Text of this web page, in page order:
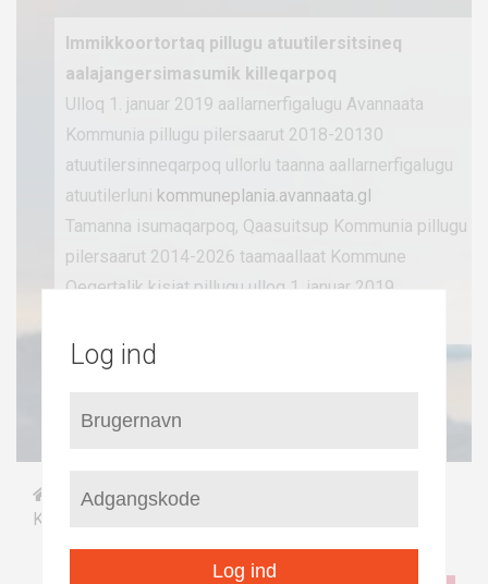
Immikkoortortaq pillugu atuutilersitsineq
aalajangersimasumik killeqarpoq
Ulloq 1. januar 2019 aallarnerfigalugu Avannaata
Kommunia pillugu pilersaarut 2018-20130
atuutilersinneqarpoq ullorlu taanna aallarnerfigalugu
atuutilerluni kommuneplania.avannaata.gl
Tamanna isumaqarpoq, Qaasuitsup Kommunia pillugu
pilersaarut 2014-2026 taamaallaat Kommune
Qeqertalik kisiat pillugu ulloq 1. januar 2019
Qaasuitsup Kommuniani
Kommuneplani 2014-26
Saqqaa / Illoqarfiit nunaqarfiillu pilersaarutaat
Kangaatsiaq
Log ind
Log ind